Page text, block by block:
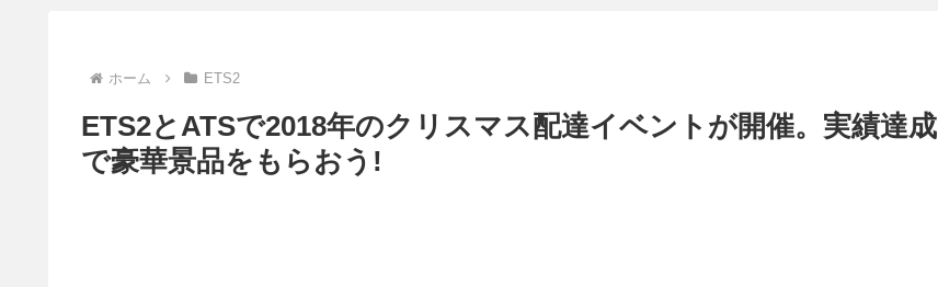
ホーム ETS2
ETS2とATSで2018年のクリスマス配達イベントが開催。実績達成
で豪華景品をもらおう!